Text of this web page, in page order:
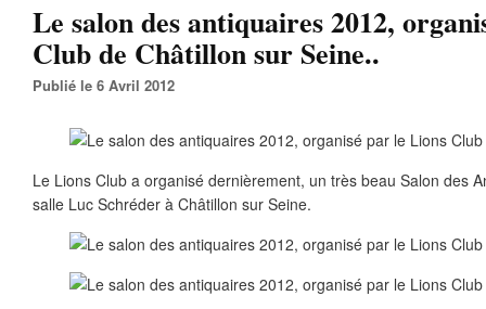
Le salon des antiquaires 2012,
Club de Châtillon sur Seine..
Publié le 6 Avril 2012
Le Lions Club a organisé dernièrement, un très beau Salon des
salle Luc Schréder à Châtillon sur Seine.